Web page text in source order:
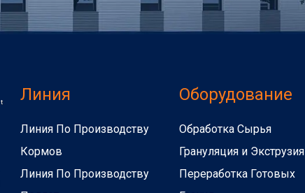
Линия
Линия По Производству
Кормов
Линия По Производству
Оборудование
Обработка Сырья
Грануляция и Экструзия
Переработка Готовых